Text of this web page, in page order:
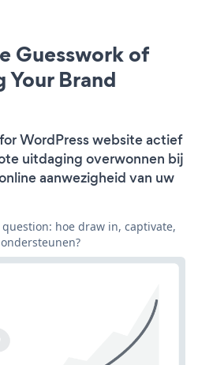
Guesswork of
Your Brand
WordPress website actief
uitdaging overwonnen bij
aanwezigheid van uw
hoe draw in, captivate,